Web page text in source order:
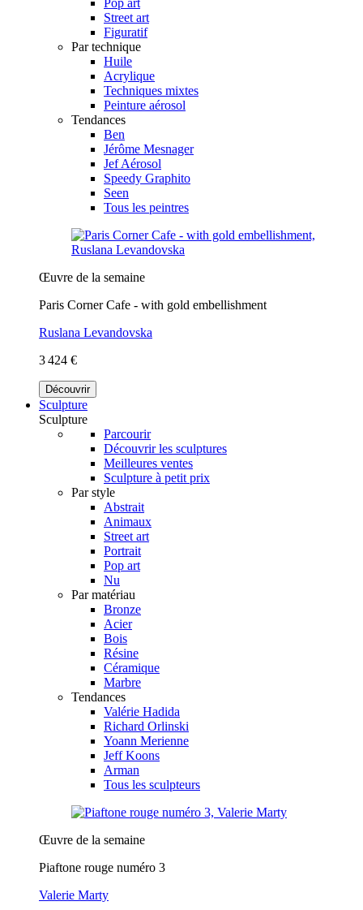
Street art
Figuratif
Par technique
Huile
Acrylique
Techniques mixtes
Peinture aérosol
Tendances
Ben
Jérôme Mesnager
Jef Aérosol
Speedy Graphito
Seen
Tous les peintres
Œuvre de la semaine
Paris Corner Cafe - with gold embellishment
Ruslana Levandovska
3 424 €
Découvrir
Sculpture
Sculpture
Parcourir
Découvrir les sculptures
Meilleures ventes
Sculpture à petit prix
Par style
Abstrait
Animaux
Street art
Portrait
Pop art
Nu
Par matériau
Bronze
Acier
Bois
Résine
Céramique
Marbre
Tendances
Valérie Hadida
Richard Orlinski
Yoann Merienne
Jeff Koons
Arman
Tous les sculpteurs
Œuvre de la semaine
Piaftone rouge numéro 3
Valerie Marty